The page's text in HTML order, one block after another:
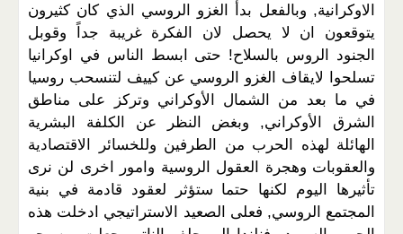
الاوكرانية, وبالفعل بدأ الغزو الروسي الذي كان كثيرون
يتوقعون ان لا يحصل لان الفكرة غريبة جداً وقوبل
الجنود الروس بالسلاح! حتى ابسط الناس في اوكرانيا
تسلحوا لايقاف الغزو الروسي عن كييف لتنسحب روسيا
في ما بعد من الشمال الأوكراني وتركز على مناطق
الشرق الأوكراني, وبغض النظر عن الكلفة البشرية
الهائلة لهذه الحرب من الطرفين وللخسائر الاقتصادية
والعقوبات وهجرة العقول الروسية وامور اخرى لن نرى
تأثيرها اليوم لكنها حتما ستؤثر لعقود قادمة في بنية
المجتمع الروسي, فعلى الصعيد الاستراتيجي ادخلت هذه